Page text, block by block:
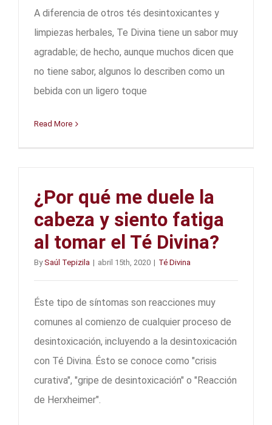
A diferencia de otros tés desintoxicantes y
limpiezas herbales, Te Divina tiene un sabor muy
agradable; de hecho, aunque muchos dicen que
no tiene sabor, algunos lo describen como un
bebida con un ligero toque
Read More
¿Por qué me duele la
cabeza y siento fatiga
al tomar el Té Divina?
BySaúl Tepizila | abril 15th, 2020 | Té Divina
Éste tipo de síntomas son reacciones muy
comunes al comienzo de cualquier proceso de
desintoxicación, incluyendo a la desintoxicación
con Té Divina. Ésto se conoce como "crisis
curativa", "gripe de desintoxicación" o "Reacción
de Herxheimer".